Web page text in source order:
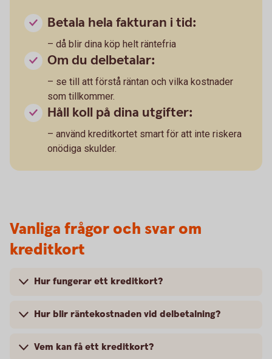
Betala hela fakturan i tid:
– då blir dina köp helt räntefria
Om du delbetalar:
– se till att förstå räntan och vilka kostnader
som tillkommer.
Håll koll på dina utgifter:
– använd kreditkortet smart för att inte riskera
onödiga skulder.
Vanliga frågor och svar om
kreditkort
Hur fungerar ett kreditkort?
Hur blir räntekostnaden vid delbetalning?
Vem kan få ett kreditkort?